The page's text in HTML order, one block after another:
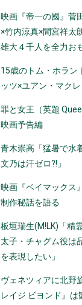
映画『帝一の國』菅
×竹内涼真×間宮祥太
雄大４千人を全力お
15歳のトム・ホラン
ッツ×ユアン・マクレ
罪と女王（英題
映画予告編
青木崇高「猛暑で水
文乃は汗ゼロ?!」
映画『ベイマックス
制作秘話を語る
板垣瑞生(M!LK)「精
太子・チャグム役は
を表現したい」
ヴェネツィアに北野
レイジ ビヨンド』は